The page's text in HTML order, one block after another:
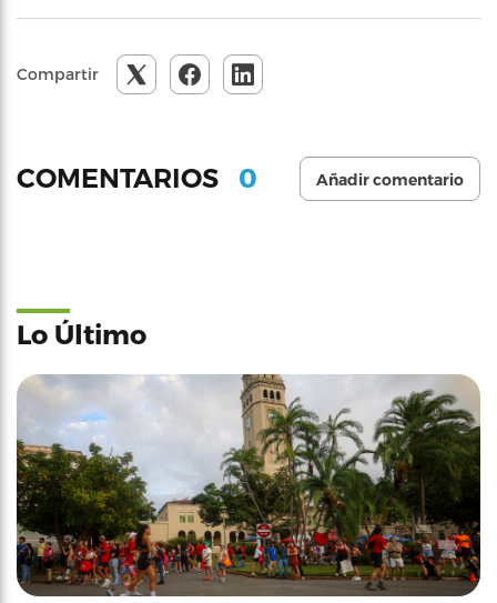
Compartir
COMENTARIOS 0 Añadir comentario
Lo Último